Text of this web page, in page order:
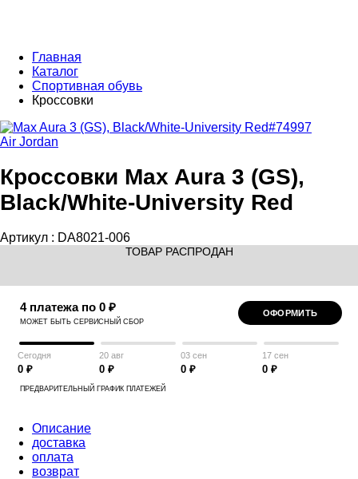
Главная
Каталог
Спортивная обувь
Кроссовки
Air Jordan
Кроссовки Max Aura 3 (GS),
Black/White-University Red
Артикул : DA8021-006
ТОВАР РАСПРОДАН
4 платежа по 0 ₽
МОЖЕТ БЫТЬ СЕРВИСНЫЙ СБОР
ОФОРМИТЬ
Сегодня
0 ₽
20 авг
0 ₽
03 сен
0 ₽
17 сен
0 ₽
ПРЕДВАРИТЕЛЬНЫЙ ГРАФИК ПЛАТЕЖЕЙ
Описание
доставка
оплата
возврат